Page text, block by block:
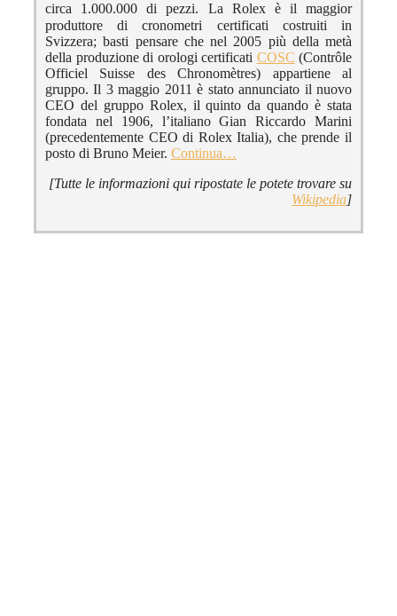
circa 1.000.000 di pezzi. La Rolex è il maggior
produttore di cronometri certificati costruiti in
Svizzera; basti pensare che nel 2005 più della metà
della produzione di orologi certificati COSC (Contrôle
Officiel Suisse des Chronomètres) appartiene al
gruppo. Il 3 maggio 2011 è stato annunciato il nuovo
CEO del gruppo Rolex, il quinto da quando è stata
fondata nel 1906, l’italiano Gian Riccardo Marini
(precedentemente CEO di Rolex Italia), che prende il
posto di Bruno Meier. Continua…
[Tutte le informazioni qui ripostate le potete trovare su
Wikipedia]